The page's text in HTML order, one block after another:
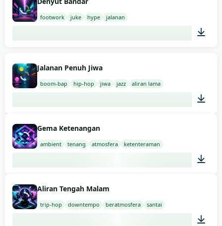
footwork juke hype jalanan
Jalanan Penuh Jiwa
boom-bap hip-hop jiwa jazz aliran lama
Gema Ketenangan
ambient tenang atmosfera ketenteraman
Aliran Tengah Malam
trip-hop downtempo beratmosfera santai